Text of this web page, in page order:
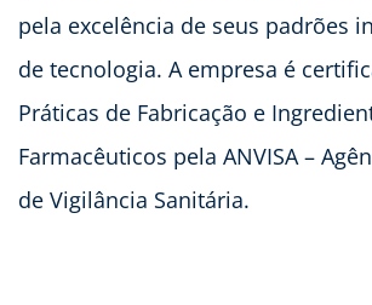
pela excelência de seus padrões
de tecnologia. A empresa é
Práticas de Fabricação e
Farmacêuticos pela ANVISA –
de Vigilância Sanitária.